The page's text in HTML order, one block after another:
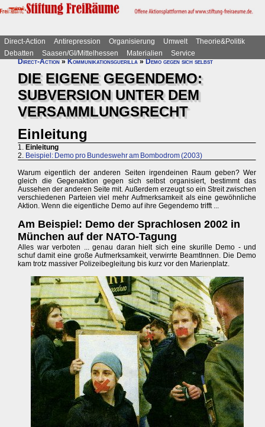
Direct-Action Antirepression Organisierung Umwelt
Theorie&Politik
Debatten
Saasen/GI/Mittelhessen Materialien
Service
Direct-Action»Kommunikationsguerilla»Demo gegen sich selbst
DIE EIGENE GEGENDEMO:
SUBVERSION UNTER DEM
VERSAMMLUNGSRECHT
Einleitung
1. Einleitung
2. Beispiel: Demo pro Bundeswehr am Bombodrom (2003)
Warum eigentlich der anderen Seiten irgendeinen Raum geben? Wer
gleich die Gegenaktion gegen sich selbst organisiert, bestimmt das
Aussehen der anderen Seite mit. Außerdem erzeugt so ein Streit zwischen
verschiedenen Parteien viel mehr Aufmerksamkeit als eine gewöhnliche
Aktion. Wenn die eigentliche Demo auf ihre Gegendemo trifft ...
Am Beispiel: Demo der Sprachlosen 2002 in
München auf der NATO-Tagung
Alles war verboten ... genau daran hielt sich eine skurille Demo - und
schuf damit eine große Aufmerksamkeit, verwirrte BeamtInnen. Die Demo
kam trotz massiver Polizeibegleitung bis kurz vor den Marienplatz.